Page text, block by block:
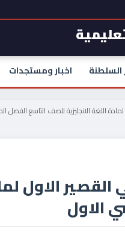
السلطنة اخبار ومستجدات
اللغة الانجليزية للصف التاسع الفصل
القصير الاول
الاول